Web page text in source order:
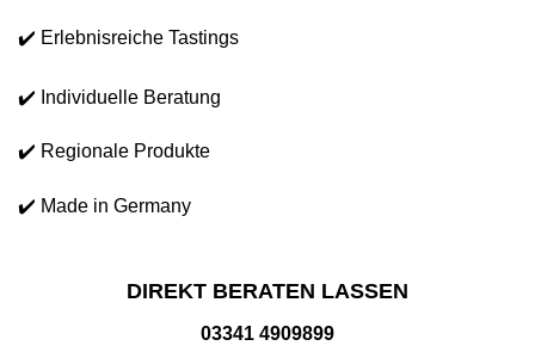
✔️ Erlebnisreiche Tastings
✔️ Individuelle Beratung
✔️ Regionale Produkte
✔️ Made in Germany
DIREKT BERATEN LASSEN
03341 4909899